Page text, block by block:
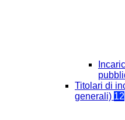
Titolari di
generali) 12